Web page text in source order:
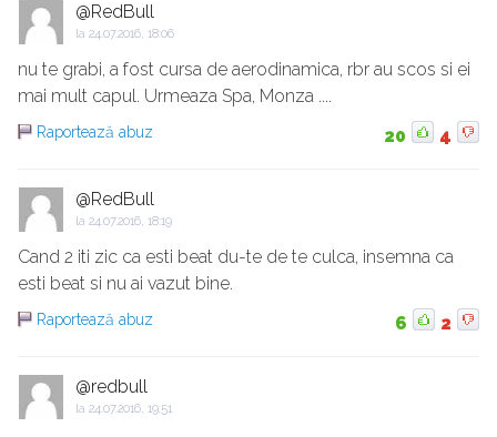
@RedBull
la 24.07.2016, 18:06
nu te grabi, a fost cursa de aerodinamica, rbr au scos si ei
mai mult capul. Urmeaza Spa, Monza ....
Raportează abuz 20 4
@RedBull
la 24.07.2016, 18:19
Cand 2 iti zic ca esti beat du-te de te culca, insemna ca
esti beat si nu ai vazut bine.
Raportează abuz 6 2
@redbull
la 24.07.2016, 19:51